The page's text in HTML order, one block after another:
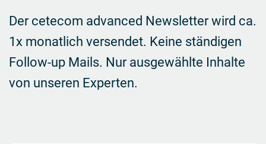
Der cetecom advanced Newsletter wird ca.
1x monatlich versendet. Keine ständigen
Follow-up Mails. Nur ausgewählte Inhalte
von unseren Experten.